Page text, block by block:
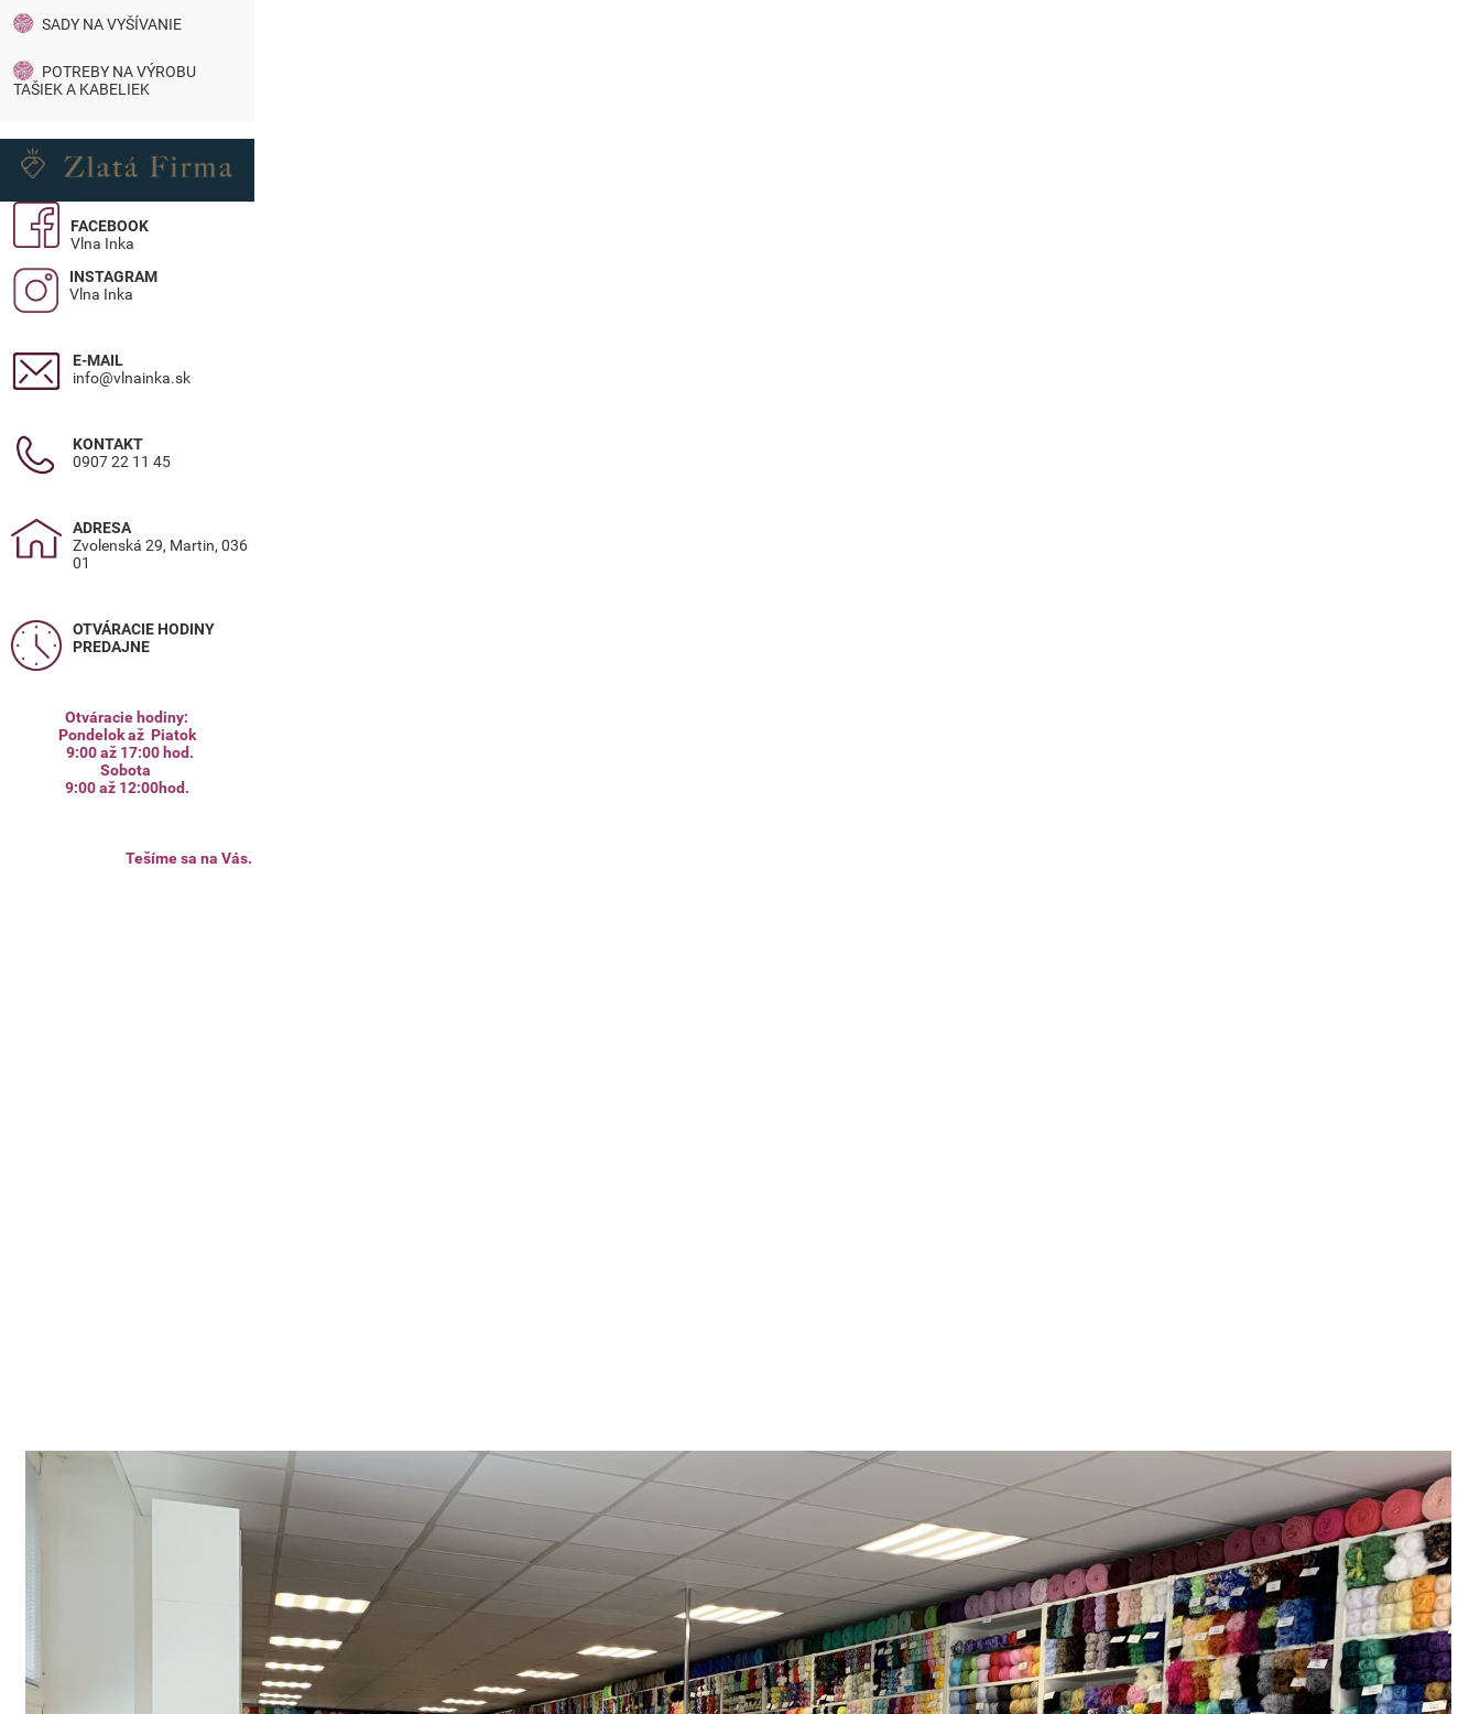
SADY NA VYŠÍVANIE
POTREBY NA VÝROBU
TAŠIEK A KABELIEK
FACEBOOK
Vlna Inka
INSTAGRAM
Vlna Inka
E-MAIL
info@vlnainka.sk
KONTAKT
0907 22 11 45
ADRESA
Zvolenská 29, Martin, 036
01
OTVÁRACIE HODINY
PREDAJNE
Otváracie hodiny:
Pondelok až Piatok
9:00 až 17:00 hod.
Sobota
9:00 až 12:00hod.
Tešíme sa na Vás.